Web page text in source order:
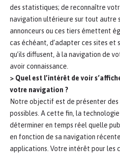
des statistiques; de reconnaître
navigation ultérieure sur tout autre
annonceurs ou ces tiers émettent
cas échéant, d’adapter ces sites et
qu’ils diffusent, à la navigation de
avoir connaissance.
> Quel est l’intérêt de voir
votre navigation ?
Notre objectif est de présenter
possibles. A cette fin, la
déterminer en temps réel quelle
en fonction de sa navigation
applications. Votre intérêt pour les